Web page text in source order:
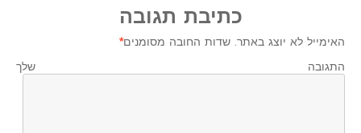
כתיבת תגובה
האימייל לא יוצג באתר. שדות החובה מסומנים*
התגובה שלך